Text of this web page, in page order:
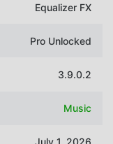
Equalizer FX
Pro Unlocked
3.9.0.2
Music